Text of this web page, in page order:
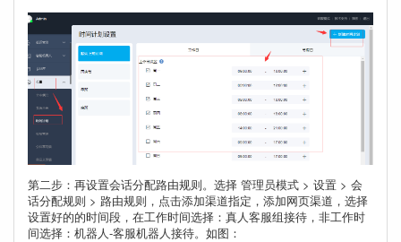
第二步：再设置会话分配路由规则。选择 管理员模式 > 设置 > 会
话分配规则 > 路由规则，点击添加渠道指定，添加网页渠道，选择
设置好的的时间段，在工作时间选择：真人客服组接待，非工作时
间选择：机器人-客服机器人接待。如图：